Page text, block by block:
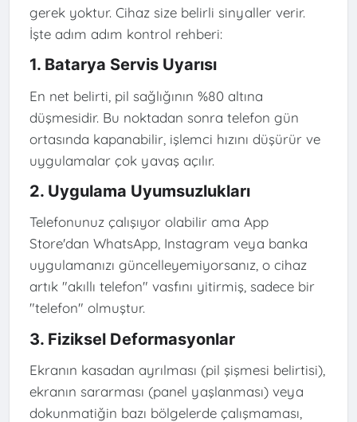
gerek yoktur. Cihaz size belirli sinyaller verir.
İşte adım adım kontrol rehberi:
1. Batarya Servis Uyarısı
En net belirti, pil sağlığının %80 altına
düşmesidir. Bu noktadan sonra telefon gün
ortasında kapanabilir, işlemci hızını düşürür ve
uygulamalar çok yavaş açılır.
2. Uygulama Uyumsuzlukları
Telefonunuz çalışıyor olabilir ama App
Store'dan WhatsApp, Instagram veya banka
uygulamanızı güncelleyemiyorsanız, o cihaz
artık "akıllı telefon" vasfını yitirmiş, sadece bir
"telefon" olmuştur.
3. Fiziksel Deformasyonlar
Ekranın kasadan ayrılması (pil şişmesi belirtisi),
ekranın sararması (panel yaşlanması) veya
dokunmatiğin bazı bölgelerde çalışmaması,